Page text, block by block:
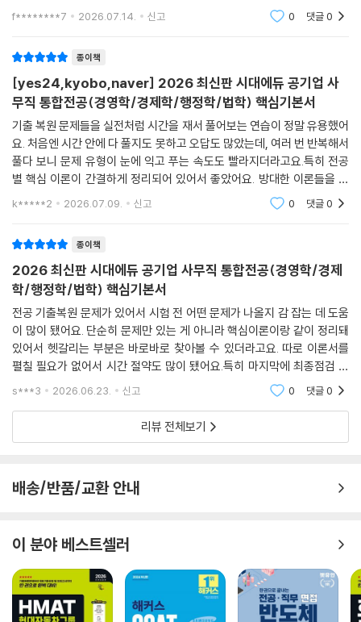
로 적용해 볼 수 있었어요. 특히 기출복원문제가 많이 실려 있어서 어떤 문
f********7 2026.07.14. 신고 0 댓글0
종이책
[yes24,kyobo,naver] 2026 최신판 시대에듀 공기업 사
무직 통합전공(경영학/경제학/행정학/법학) 핵심기본서
기출 복원 문제들을 실전처럼 시간을 재서 풀어보는 연습이 정말 유용했어
요. 처음엔 시간 안에 다 풀지도 못하고 오답도 많았는데, 여러 번 반복해서
풀다 보니 문제 유형이 눈에 익고 푸는 속도도 빨라지더라고요.특히 전공
별 핵심 이론이 간결하게 정리되어 있어서 좋았어요. 방대한 이론들을 다
외우기보다는 중요한 부분들 위주로 빠르게 훑어볼 수 있었고, 바로 이어
k*****2 2026.07.09. 신고 0 댓글0
종이책
2026 최신판 시대에듀 공기업 사무직 통합전공(경영학/경제
학/행정학/법학) 핵심기본서
전공 기출복원 문제가 있어서 시험 전 어떤 문제가 나올지 감 잡는 데 도움
이 많이 됐어요. 단순히 문제만 있는 게 아니라 핵심이론이랑 같이 정리돼
있어서 헷갈리는 부분은 바로바로 찾아볼 수 있더라고요. 따로 이론서를
펼칠 필요가 없어서 시간 절약도 많이 됐어요.특히 마지막에 최종점검 모
의고사가 네 번 있는데, 이걸로 실전처럼 연습한 게 효과가 컸던 것 같아요.
s***3 2026.06.23. 신고 0 댓글0
리뷰 전체보기
배송/반품/교환 안내
이 분야 베스트셀러